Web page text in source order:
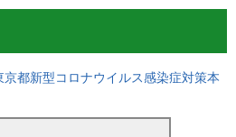
都新型コロナウイルス感染症対策本